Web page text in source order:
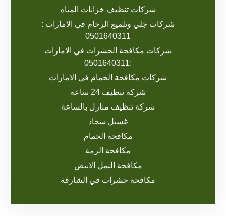
شركات تنظيف خزانات المياه
شركات جلي وتلميع الرخام في الامارات :
0501640311
شركات مكافحة الحشرات في الامارات
:0501640311
شركات مكافحة الحمام في الامارات
شركة تنظيف 24 ساعة
شركة تنظيف منازل بالساعة
غسيل سجاد
مكافحة الحمام
مكافحة الرمة
مكافحة النمل الابيض
مكافحة حشرات في الشارقة